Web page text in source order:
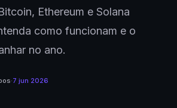
Ethereum e Solana
como funcionam e o
no ano.
·7 jun 2026